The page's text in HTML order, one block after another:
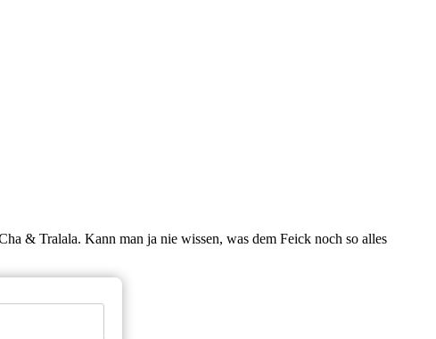
& Tralala. Kann man ja nie wissen, was dem Feick noch so alles